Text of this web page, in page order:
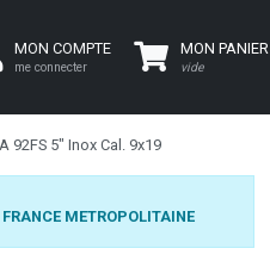
MON COMPTE
me connecter
MON PANIER
vide
92FS 5" Inox Cal. 9x19
FRANCE METROPOLITAINE